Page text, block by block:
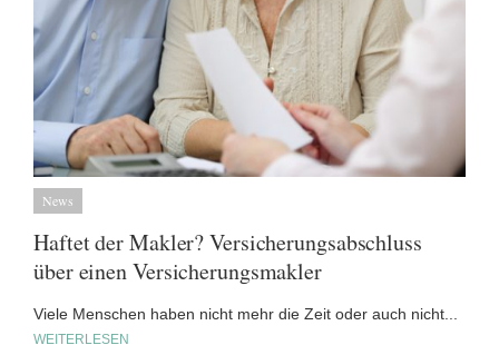
News
Haftet der Makler? Versicherungsabschluss
über einen Versicherungsmakler
Viele Menschen haben nicht mehr die Zeit oder auch nicht...
WEITERLESEN